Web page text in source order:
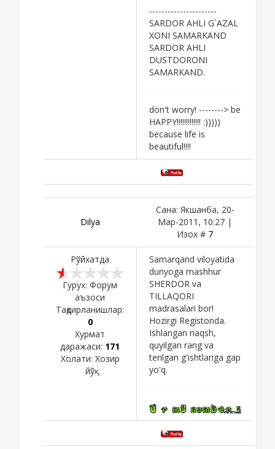
----------------------
SARDOR AHLI G`AZAL
XONI SAMARKAND
SARDOR AHLI
DUSTDORONI
SAMARKAND.
don't worry! --------> be
HAPPY!!!!!!!!!!!!! :)))))
because life is
beautiful!!!!
Dilya
Сана: Якшанба, 20-
Мар-2011, 10:27 |
Изох # 7
Рўйхатда
Гурух: Форум
аъзоси
Тақдирланишлар:
0
Хурмат
даражаси: 171
Холати: Хозир
йўқ
Samarqand viloyatida
dunyoga mashhur
SHERDOR va
TILLAQORI
madrasalari bor!
Hozirgi Registonda.
Ishlangan naqsh,
quyilgan rang va
terilgan g'ishtlariga gap
yo'q.